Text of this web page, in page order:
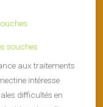
souches
aux traitements
intéresse
difficultés en